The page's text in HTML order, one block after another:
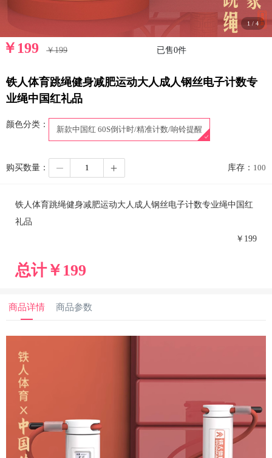
1 / 4
￥ 199 ￥199 已售0件
铁人体育跳绳健身减肥运动大人成人钢丝电子计数专
业绳中国红礼品
颜色分类：
新款中国红 60S倒计时/精准计数/响铃提醒
购买数量： 库存： 100
铁人体育跳绳健身减肥运动大人成人钢丝电子计数专业绳中国红
礼品
￥ 199
总计￥ 199
商品详情 商品参数